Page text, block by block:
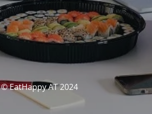
© EatHappy AT 2024